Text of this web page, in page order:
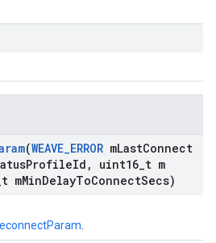
(WEAVE_ERROR mLastConnect
ProfileId , uint16 t m
t mMinDelayToConnectSecs)